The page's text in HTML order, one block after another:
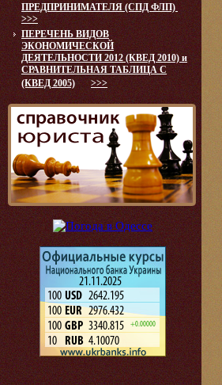
ПРЕДПРИНИМАТЕЛЯ (СПД ФЛП)
>>>
ПЕРЕЧЕНЬ ВИДОВ
ЭКОНОМИЧЕСКОЙ
ДЕЯТЕЛЬНОСТИ 2012 (КВЕД 2010) и
СРАВНИТЕЛЬНАЯ ТАБЛИЦА С
(КВЕД 2005)
>>>